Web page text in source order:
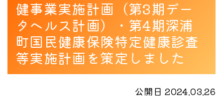
健事業実施計画（第3期デー
タヘルス計画）・第4期深浦
町国民健康保険特定健康診査
等実施計画を策定しました
公開日 2024.03.26